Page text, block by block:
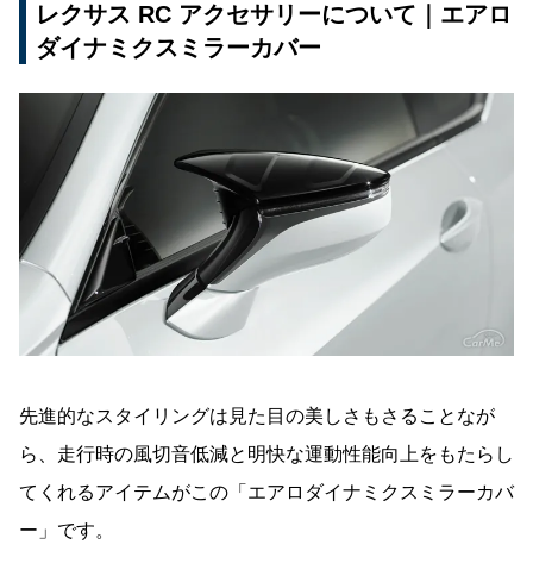
レクサス RC アクセサリーについて｜エアロ
ダイナミクスミラーカバー
先進的なスタイリングは見た目の美しさもさることなが
ら、走行時の風切音低減と明快な運動性能向上をもたらし
てくれるアイテムがこの「エアロダイナミクスミラーカバ
ー」です。